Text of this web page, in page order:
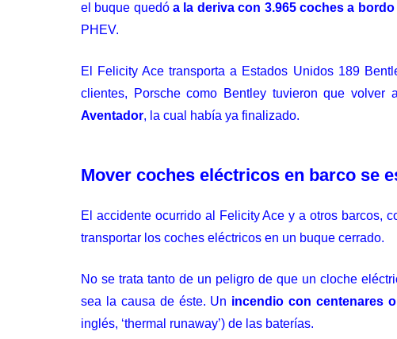
el buque quedóa la deriva con 3.965 coches a bordo
PHEV.
El Felicity Ace transporta a Estados Unidos 189
clientes, Porsche como Bentley tuvieron que
Aventador, la cual había ya finalizado.
Mover coches eléctricos en barco se
El accidente ocurrido al Felicity Ace y a otros barcos,
transportar los coches eléctricos en un buque cerrado.
No se trata tanto de un peligro de que un cloche
sea la causa de éste. Un incendio con centenares
inglés, ‘thermal runaway’) de las baterías.